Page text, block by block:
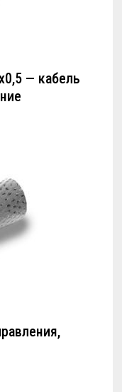
— кабель